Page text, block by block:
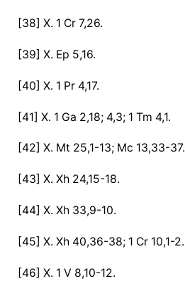
[38] X. 1 Cr 7,26.
[39] X. Ep 5,16.
[40] X. 1 Pr 4,17.
[41] X. 1 Ga 2,18; 4,3; 1 Tm 4,1.
[42] X. Mt 25,1-13; Mc 13,33-37.
[43] X. Xh 24,15-18.
[44] X. Xh 33,9-10.
[45] X. Xh 40,36-38; 1 Cr 10,1-2.
[46] X. 1 V 8,10-12.